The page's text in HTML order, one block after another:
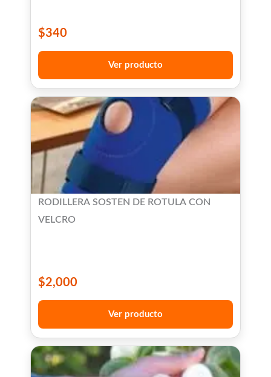
$340
Ver producto
RODILLERA SOSTEN DE ROTULA CON
VELCRO
$2,000
Ver producto